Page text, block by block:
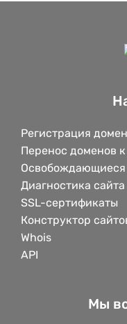
Регистрация
Перенос доменов
Диагностика
SSL-сертификаты
Конструктор
Whois
API
Мы